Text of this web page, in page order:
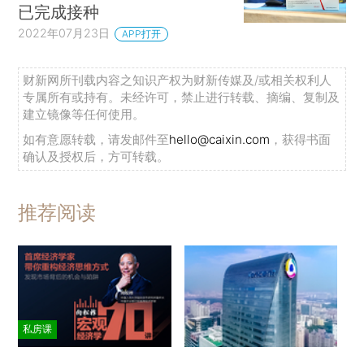
已完成接种
2022年07月23日 APP打开
财新网所刊载内容之知识产权为财新传媒及/或相关权利人
专属所有或持有。未经许可，禁止进行转载、摘编、复制及
建立镜像等任何使用。
如有意愿转载，请发邮件至hello@caixin.com ，获得书面
确认及授权后，方可转载。
推荐阅读
私房课